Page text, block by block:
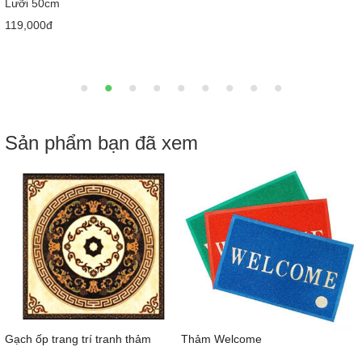
Sản phẩm bạn đã xem
Gạch ốp trang trí tranh thảm
Thảm Welcome